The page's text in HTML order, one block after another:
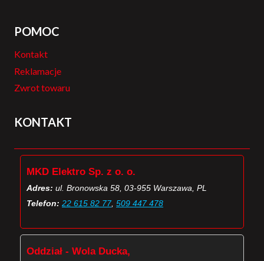
POMOC
Kontakt
Reklamacje
Zwrot towaru
KONTAKT
MKD Elektro Sp. z o. o.
Adres: ul. Bronowska 58, 03-955 Warszawa, PL
Telefon: 22 615 82 77, 509 447 478
Oddział - Wola Ducka,